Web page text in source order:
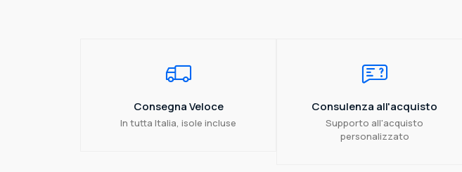
Consegna Veloce
In tutta Italia, isole incluse
Consulenza all'acquisto
Supporto all'acquisto
personalizzato